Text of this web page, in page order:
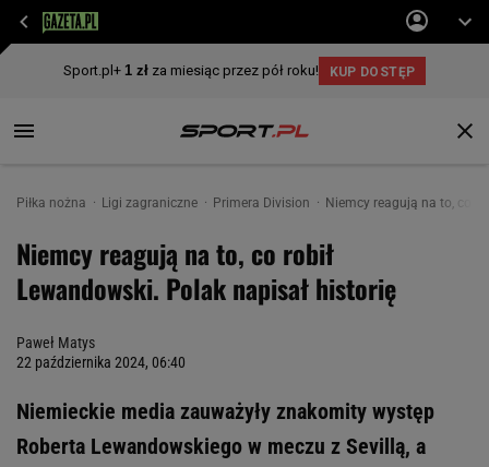
Piłka nożna Ligi zagraniczne Primera Division Niemcy reagują na to, co
Niemcy reagują na to, co robił
Lewandowski. Polak napisał historię
Paweł Matys
22 października 2024, 06:40
Niemieckie media zauważyły znakomity występ
Roberta Lewandowskiego w meczu z Sevillą, a